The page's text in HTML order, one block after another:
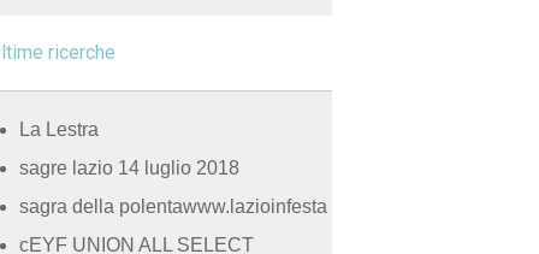
ricerche
La Lestra
sagre lazio 14 luglio 2018
sagra della polentawww.lazioinfesta
cEYF UNION ALL SELECT